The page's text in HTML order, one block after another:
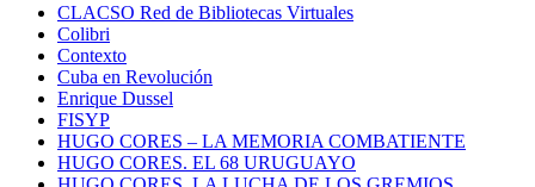
CLACSO Red de Bibliotecas Virtuales
Colibri
Contexto
Cuba en Revolución
Enrique Dussel
FISYP
HUGO CORES – LA MEMORIA COMBATIENTE
HUGO CORES. EL 68 URUGUAYO